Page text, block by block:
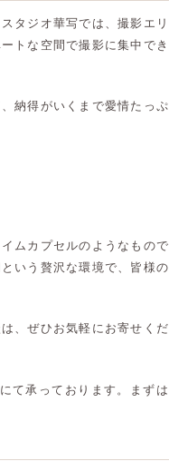
タジオ華写では、撮影エリ
トな空間で撮影に集中でき
納得がいくまで愛情たっぷ
ムカプセルのようなもので
いう贅沢な環境で、皆様の
、ぜひお気軽にお寄せくだ
て承っております。まずは